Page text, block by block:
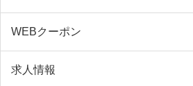
WEBクーポン
求人情報